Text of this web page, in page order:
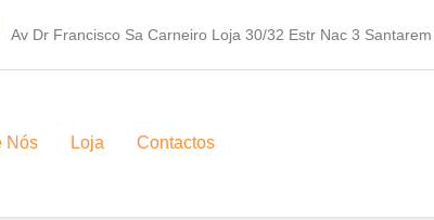
Av Dr Francisco Sa Carneiro Loja 30/32 Estr Nac 3 Santarem
Nós Loja Contactos